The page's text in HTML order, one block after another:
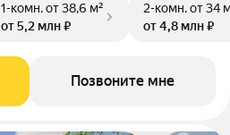
1-комн.от 38,6 м²
от 5,2 млн ₽
2-комн.от 34
от 4,8 млн ₽
Позвоните мне